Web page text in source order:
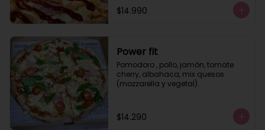
$14.990
Power fit
Pomodoro , pollo, jamón, tomate
cherry, albahaca, mix quesos
(mozzarella y vegetal).
$14.290